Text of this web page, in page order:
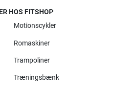
HOS FITSHOP
Motionscykler
Romaskiner
Trampoliner
Træningsbænk